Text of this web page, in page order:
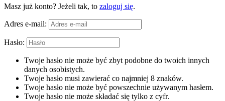
Masz już konto? Jeżeli tak, to zaloguj się.
Adres e-mail:
Hasło:
Twoje hasło nie może być zbyt podobne do twoich innych
danych osobistych.
Twoje hasło musi zawierać co najmniej 8 znaków.
Twoje hasło nie może być powszechnie używanym hasłem.
Twoje hasło nie może składać się tylko z cyfr.